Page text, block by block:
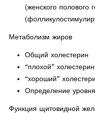
(женского
Метаболизм жиров
Общий холестерин
“плохой”
“хороший”
Определение
Функция щитовидной